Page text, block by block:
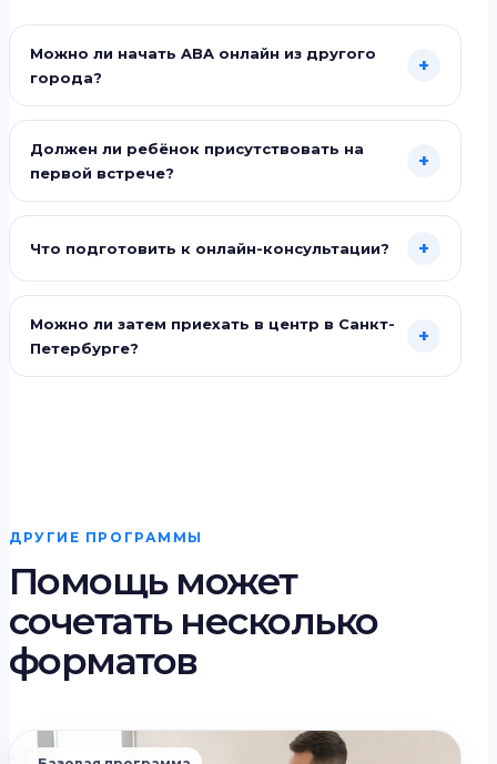
Можно ли начать ABA онлайн из другого
города?
+
Должен ли ребёнок присутствовать на
первой встрече?
+
Что подготовить к онлайн-консультации? +
Можно ли затем приехать в центр в Санкт-
Петербурге?
+
ДРУГИЕ ПРОГРАММЫ
Помощь может
сочетать несколько
форматов